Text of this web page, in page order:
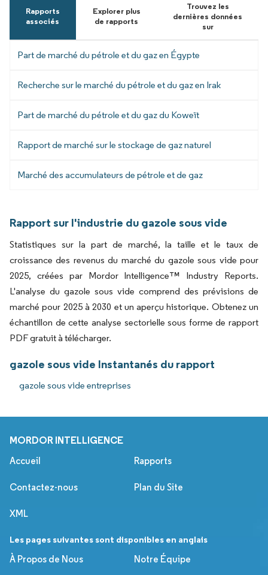
Rapports
associés
Explorer plus
de rapports
Trouvez les
dernières données
sur
Part de marché du pétrole et du gaz en Égypte
Recherche sur le marché du pétrole et du gaz en Irak
Part de marché du pétrole et du gaz du Koweït
Rapport de marché sur le stockage de gaz naturel
Marché des accumulateurs de pétrole et de gaz
Rapport sur l'industrie du gazole sous vide
Statistiques sur la part de marché, la taille et le taux de
croissance des revenus du marché du gazole sous vide pour
2025, créées par Mordor Intelligence™ Industry Reports.
L'analyse du gazole sous vide comprend des prévisions de
marché pour 2025 à 2030 et un aperçu historique. Obtenez un
échantillon de cette analyse sectorielle sous forme de rapport
PDF gratuit à télécharger.
gazole sous vide Instantanés du rapport
gazole sous vide entreprises
MORDOR INTELLIGENCE
Accueil Rapports
Contactez-nous Plan du Site
XML
Les pages suivantes sont disponibles en anglais
À Propos de Nous
Notre Équipe